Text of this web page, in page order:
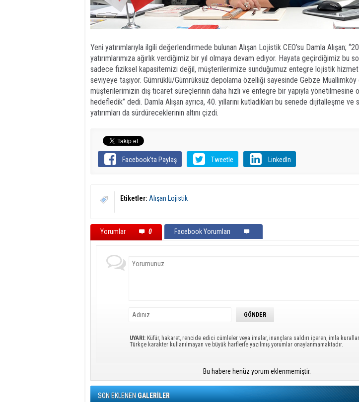
Yeni yatırımlarıyla ilgili değerlendirmede bulunan Alışan Lojistik CEO’su Damla Alışan;
yatırımlarımıza ağırlık verdiğimiz bir yıl olmaya devam ediyor. Hayata geçirdiğimiz bu
sadece fiziksel kapasitemizi değil, müşterilerimize sunduğumuz entegre lojistik
seviyeye taşıyor. Gümrüklü/Gümrüksüz depolama özelliği sayesinde Gebze
müşterilerimizin dış ticaret süreçlerinin daha hızlı ve entegre bir yapıyla yönetilmesine
hedefledik” dedi. Damla Alışan ayrıca, 40. yıllarını kutladıkları bu senede dijitalleşme ve
yatırımları da sürdüreceklerinin altını çizdi.
Facebook'ta Paylaş Tweetle LinkedIn
Etiketler: Alışan Lojistik
Yorumlar 0 Facebook Yorumları
UYARI: Küfür, hakaret, rencide edici cümleler veya imalar, inançlara saldırı içeren, imla
Türkçe karakter kullanılmayan ve büyük harflerle yazılmış yorumlar onaylanmamaktadır.
Bu habere henüz yorum eklenmemiştir.
SON EKLENENGALERİLER